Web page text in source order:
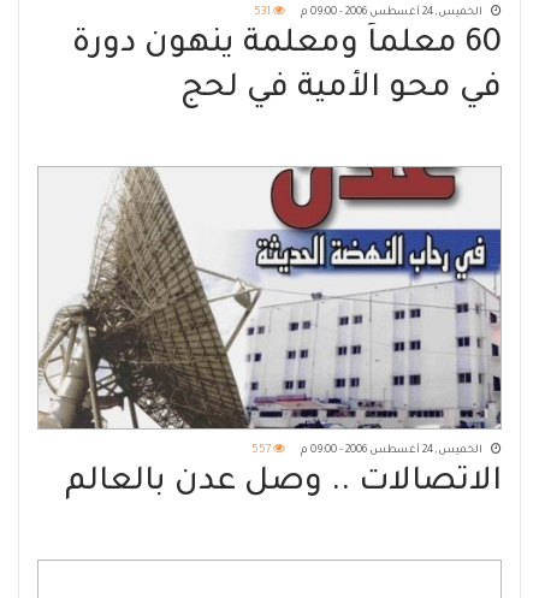
الخميس, 24 أغسطس 2006 - 09:00 م 531
60 معلماً ومعلمة ينهون دورة
في محو الأمية في لحج
الخميس, 24 أغسطس 2006 - 09:00 م 557
الاتصالات .. وصل عدن بالعالم